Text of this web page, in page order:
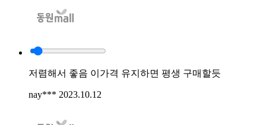
저렴해서 좋음 이가격 유지하면 평생 구매할듯
nay*** 2023.10.12